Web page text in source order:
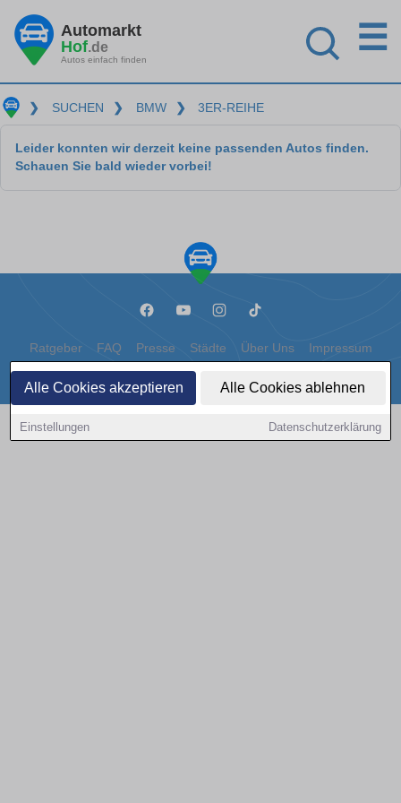
Alle Cookies akzeptieren Alle Cookies ablehnen
Einstellungen Datenschutzerklärung
Automarkt
Hof.de
Autos einfach finden
☰
❯ SUCHEN ❯ BMW ❯ 3ER-REIHE
Leider konnten wir derzeit keine passenden Autos finden.
Schauen Sie bald wieder vorbei!
Ratgeber FAQ Presse Städte Über Uns Impressum
Datenschutz Cookies
Copyright © 2000 - 2026 | 1A Infosysteme GmbH | Content by: 1a-sites-autos